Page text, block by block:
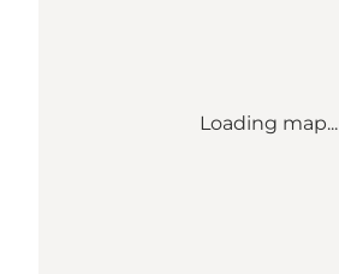
Loading map...